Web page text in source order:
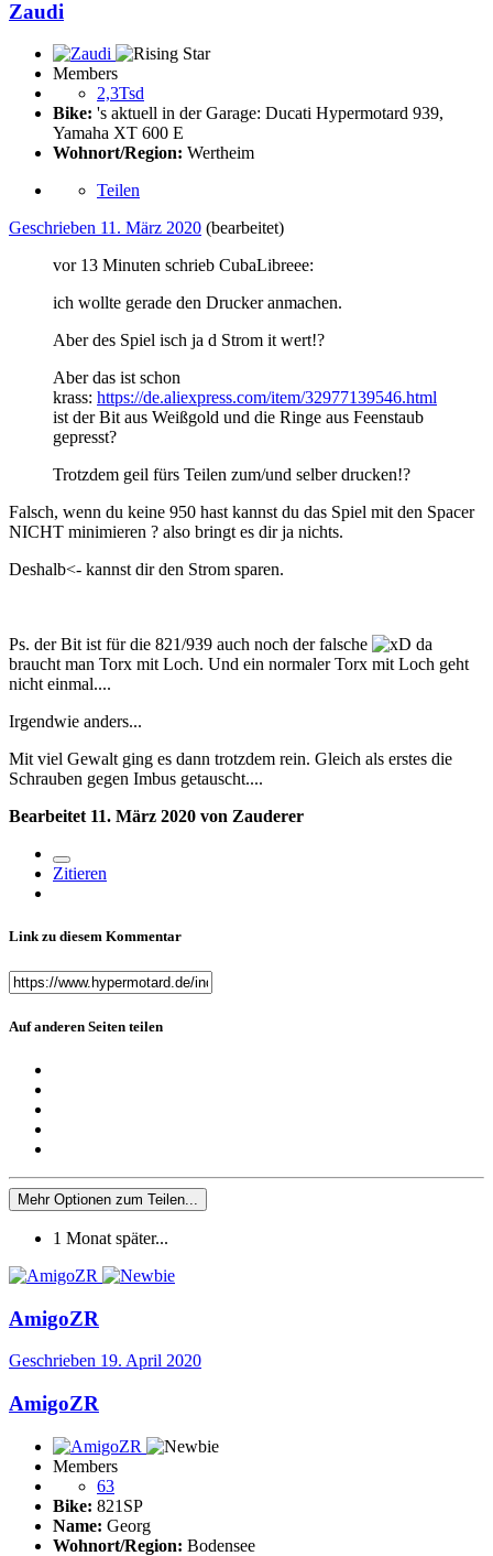
Zaudi
Members
2,3Tsd
Bike: 's aktuell in der Garage: Ducati Hypermotard 939,
Yamaha XT 600 E
Wohnort/Region: Wertheim
Teilen
Geschrieben 11. März 2020 (bearbeitet)
vor 13 Minuten schrieb CubaLibreee:
ich wollte gerade den Drucker anmachen.
Aber des Spiel isch ja d Strom it wert!?
Aber das ist schon
krass: https://de.aliexpress.com/item/32977139546.html
ist der Bit aus Weißgold und die Ringe aus Feenstaub
gepresst?
Trotzdem geil fürs Teilen zum/und selber drucken!?
Falsch, wenn du keine 950 hast kannst du das Spiel mit den Spacer
NICHT minimieren ? also bringt es dir ja nichts.
Deshalb<- kannst dir den Strom sparen.
Ps. der Bit ist für die 821/939 auch noch der falsche
da
braucht man Torx mit Loch. Und ein normaler Torx mit Loch geht
nicht einmal....
Irgendwie anders...
Mit viel Gewalt ging es dann trotzdem rein. Gleich als erstes die
Schrauben gegen Imbus getauscht....
Bearbeitet 11. März 2020 von Zauderer
Zitieren
Link zu diesem Kommentar
Auf anderen Seiten teilen
Mehr Optionen zum Teilen...
1 Monat später...
AmigoZR
Geschrieben 19. April 2020
AmigoZR
Members
63
Bike: 821SP
Name: Georg
Wohnort/Region: Bodensee